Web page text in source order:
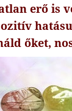
erő is
őket,